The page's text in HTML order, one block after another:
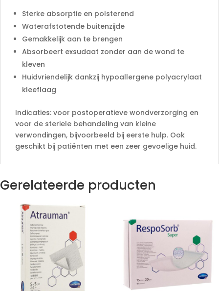
Sterke absorptie en polsterend
Waterafstotende buitenzijde
Gemakkelijk aan te brengen
Absorbeert exsudaat zonder aan de wond te
kleven
Huidvriendelijk dankzij hypoallergene polyacrylaat
kleeflaag
Indicaties: voor postoperatieve wondverzorging en
voor de steriele behandeling van kleine
verwondingen, bijvoorbeeld bij eerste hulp. Ook
geschikt bij patiënten met een zeer gevoelige huid.
Gerelateerde producten